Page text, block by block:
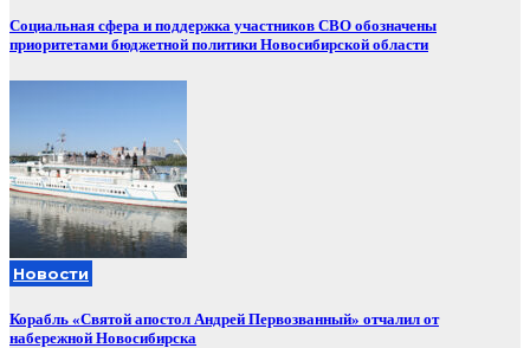
Социальная сфера и поддержка участников СВО обозначены
приоритетами бюджетной политики Новосибирской области
Новости
Корабль «Святой апостол Андрей Первозванный» отчалил от
набережной Новосибирска